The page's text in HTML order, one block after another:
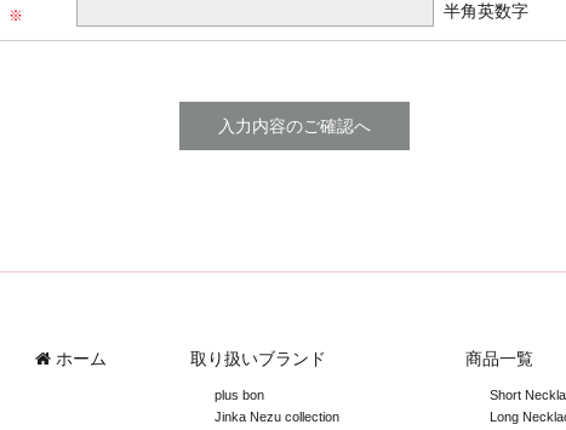
半角英数字
ホーム 取り扱いブランド
plus bon
Jinka Nezu collection
商品一覧
Short
Long